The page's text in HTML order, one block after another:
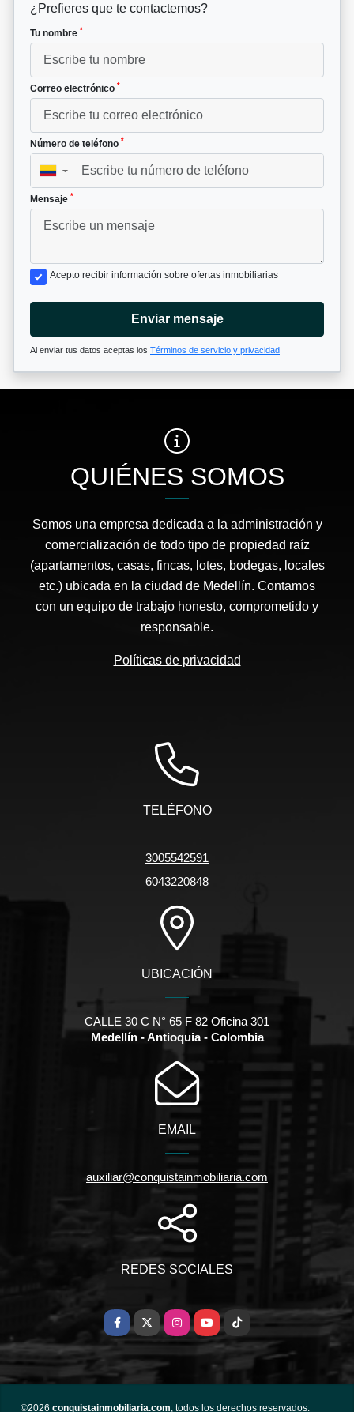
¿Prefieres que te contactemos?
Tu nombre *
Correo electrónico *
Número de teléfono *
▼
Mensaje *
Acepto recibir información sobre ofertas inmobiliarias
Enviar mensaje
Al enviar tus datos aceptas los Términos de servicio y privacidad
QUIÉNES SOMOS
Somos una empresa dedicada a la administración y
comercialización de todo tipo de propiedad raíz
(apartamentos, casas, fincas, lotes, bodegas, locales
etc.) ubicada en la ciudad de Medellín. Contamos
con un equipo de trabajo honesto, comprometido y
responsable.
Políticas de privacidad
TELÉFONO
3005542591
6043220848
UBICACIÓN
CALLE 30 C N° 65 F 82 Oficina 301
Medellín - Antioquia - Colombia
EMAIL
auxiliar@conquistainmobiliaria.com
REDES SOCIALES
Facebook
X InstagramYouTubeTikTok
©2026 conquistainmobiliaria.com , todos los derechos reservados.